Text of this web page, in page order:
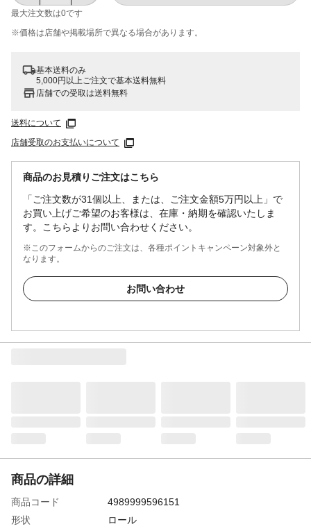
最大注文数は0です
※価格は​店舗や​掲載場所で​異なる​場合が​あります。
基本送料のみ
5,000円以上ご注文で基本送料無料
店舗での受取は送料無料
送料について
店舗受取のお支払いについて
商品のお見積りご注文はこちら
「ご注文数が31個以上、または、ご注文金額5万円以上」で
お買い上げご希望のお客様は、在庫・納期を確認いたしま
す。こちらよりお問い合わせください。
※このフォームからのご注文は、各種ポイントキャンペーン対象外と
なります。
お問い合わせ
商品の詳細
商品コード
4989999596151
形状
ロール